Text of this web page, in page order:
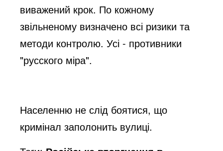
виважений крок. По кожному
звільненому визначено всі ризики та
методи контролю. Усі - противники
"русского міра".
Населенню не слід боятися, що
кримінал заполонить вулиці.